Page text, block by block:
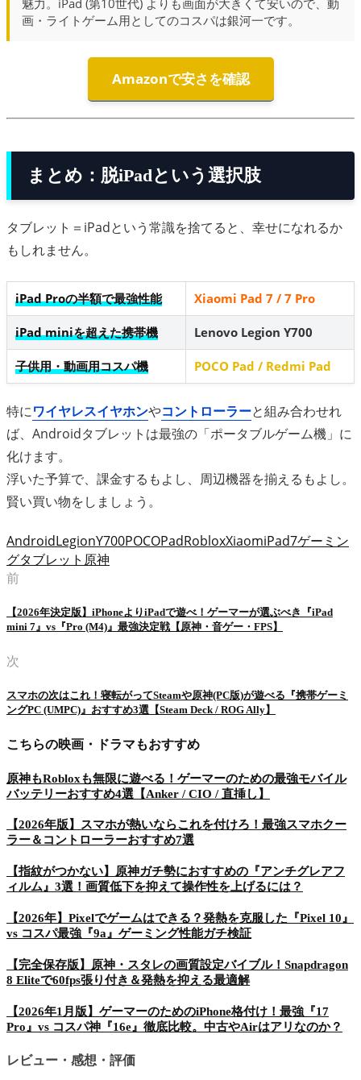
画・ライトゲーム用としてのコスパは銀河一です。
Amazonで安さを確認
まとめ：脱iPadという選択肢
タブレット＝iPadという常識を捨てると、幸せになれるか
もしれません。
iPad Proの半額で最強性能 Xiaomi Pad 7 / 7 Pro
iPad miniを超えた携帯機 Lenovo Legion Y700
子供用・動画用コスパ機 POCO Pad / Redmi Pad
特にワイヤレスイヤホンやコントローラーと組み合わせれ
ば、Androidタブレットは最強の「ポータブルゲーム機」に
化けます。
浮いた予算で、課金するもよし、周辺機器を揃えるもよし。
賢い買い物をしましょう。
AndroidLegionY700POCOPadRobloxXiaomiPad7ゲーミン
グタブレット 原神
前
【2026年決定版】iPhoneよりiPadで遊べ！ゲーマーが選ぶべき『iPad
mini 7』vs『Pro (M4)』最強決定戦【原神・音ゲー・FPS】
次
スマホの次はこれ！寝転がってSteamや原神(PC版)が遊べる『携帯ゲーミ
ングPC (UMPC)』おすすめ3選【Steam Deck / ROG Ally】
こちらの映画・ドラマもおすすめ
原神もRobloxも無限に遊べる！ゲーマーのための最強モバイル
バッテリーおすすめ4選【Anker / CIO / 直挿し】
【2026年版】スマホが熱いならこれを付けろ！最強スマホクー
ラー＆コントローラーおすすめ7選
【指紋がつかない】原神ガチ勢におすすめの『アンチグレアフ
ィルム』3選！画質低下を抑えて操作性を上げるには？
【2026年】Pixelでゲームはできる？発熱を克服した『Pixel 10』
vs コスパ最強『9a』ゲーミング性能ガチ検証
【完全保存版】原神・スタレの画質設定バイブル！Snapdragon
8 Eliteで60fps張り付き＆発熱を抑える最適解
【2026年1月版】ゲーマーのためのiPhone格付け！最強『17
Pro』vs コスパ神『16e』徹底比較。中古やAirはアリなのか？
レビュー・感想・評価